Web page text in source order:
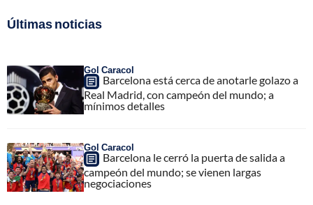
Últimas noticias
Gol Caracol
Barcelona está cerca de anotarle golazo a
Real Madrid, con campeón del mundo; a
mínimos detalles
Gol Caracol
Barcelona le cerró la puerta de salida a
campeón del mundo; se vienen largas
negociaciones